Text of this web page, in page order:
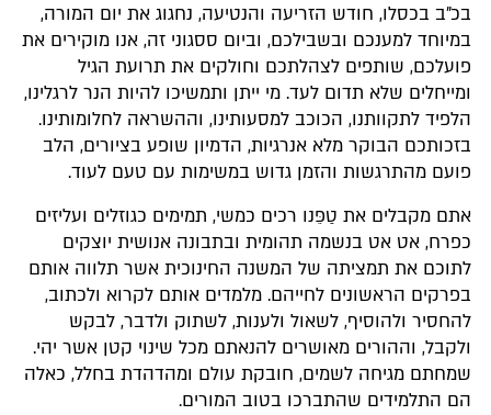
בכ"ב בכסלו, חודש הזריעה והנטיעה, נחגוג את יום המורה,
במיוחד למענכם ובשבילכם, וביום ססגוני זה, אנו מוקירים את
פועלכם, שותפים לצהלתכם וחולקים את תרועת הגיל
ומייחלים שלא תדום לעד. מי ייתן ותמשיכו להיות הנר לרגלינו,
הלפיד לתקוותנו, הכוכב למסעותינו, וההשראה לחלומותינו.
בזכותכם הבוקר מלא אנרגיות, הדמיון שופע בציורים, הלב
פועם מהתרגשות והזמן גדוש במשימות עם טעם לעוד.
אתם מקבלים את טַפֵּנו רכים כמשי, תמימים כגוזלים ועליזים
כפרח, אט אט בנשמה תהומית ובתבונה אנושית יוצקים
לתוכם את תמציתה של המשנה החינוכית אשר תלווה אותם
בפרקים הראשונים לחייהם. מלמדים אותם לקרוא ולכתוב,
להחסיר ולהוסיף, לשאול ולענות, לשתוק ולדבר, לבקש
ולקבל, וההורים מאושרים להנאתם מכל שינוי קטן אשר יהי.
שמחתם מגיחה לשמים, חובקת עולם ומהדהדת בחלל, כאלה
הם התלמידים שהתברכו בטוב המורים.